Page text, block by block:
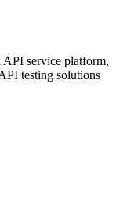
service platform,
testing solutions